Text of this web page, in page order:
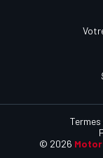
© 2026